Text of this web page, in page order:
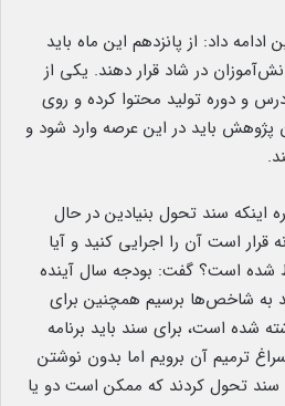
داد: از پانزدهم این ماه باید
در شاد قرار دهند. یکی از
و دوره تولید محتوا کرده و روی
باید در این عرصه وارد شود و
اینکه سند تحول بنیادین در حال
قرار است آن را اجرایی کنید و آیا
در بودجه ۱۴۰۱ لحاظ شده است؟ گفت: بودجه سال آینده
شاخص‌ها برسیم همچنین برای
شده است، برای سند باید برنامه
ترمیم آن برویم اما بدون نوشتن
سند تحول کردند که ممکن است دو یا